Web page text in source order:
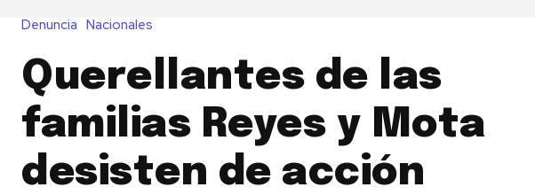
Denuncia Nacionales
Querellantes de las
familias Reyes y Mota
desisten de acción